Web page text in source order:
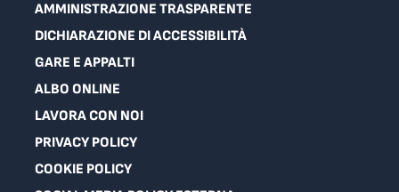
AMMINISTRAZIONE TRASPARENTE
DICHIARAZIONE DI ACCESSIBILITÀ
GARE E APPALTI
ALBO ONLINE
LAVORA CON NOI
PRIVACY POLICY
COOKIE POLICY